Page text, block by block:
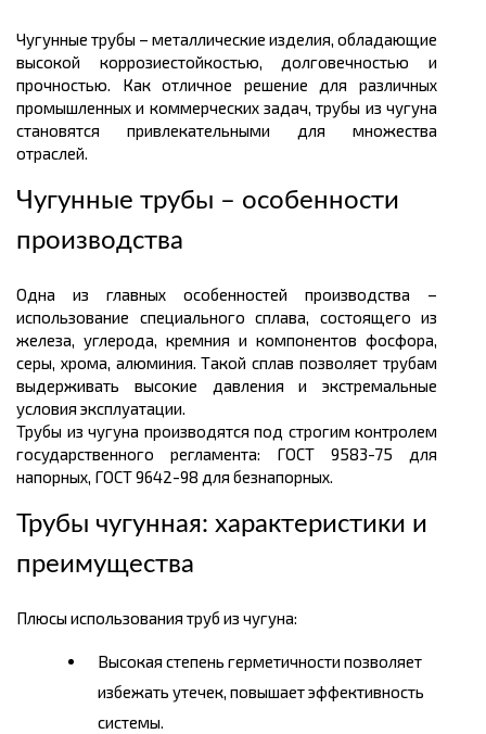
Чугунные трубы – металлические изделия, обладающие
высокой коррозиестойкостью, долговечностью и
прочностью. Как отличное решение для различных
промышленных и коммерческих задач, трубы из чугуна
становятся привлекательными для множества
отраслей.
Чугунные трубы – особенности
производства
Одна из главных особенностей производства –
использование специального сплава, состоящего из
железа, углерода, кремния и компонентов фосфора,
серы, хрома, алюминия. Такой сплав позволяет трубам
выдерживать высокие давления и экстремальные
условия эксплуатации.
Трубы из чугуна производятся под строгим контролем
государственного регламента: ГОСТ 9583-75 для
напорных, ГОСТ 9642-98 для безнапорных.
Трубы чугунная: характеристики и
преимущества
Плюсы использования труб из чугуна:
Высокая степень герметичности позволяет
избежать утечек, повышает эффективность
системы.